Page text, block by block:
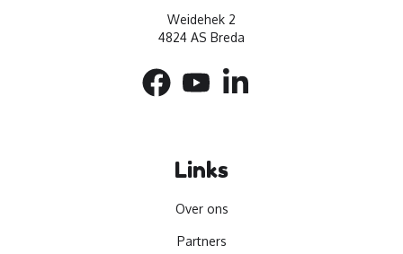
Weidehek 2
4824 AS Breda
Links
Over ons
Partners